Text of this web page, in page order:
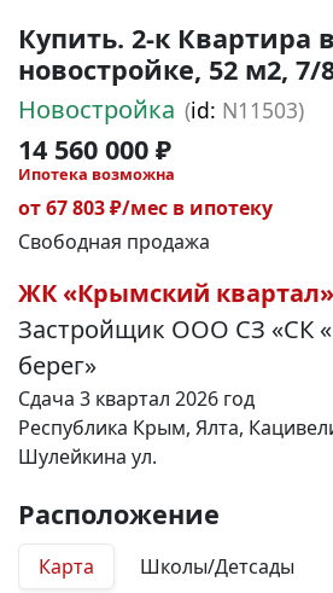
Купить. 2-к Квартира в
новостройке, 52 м2, 7/
Новостройка (id: N11503)
14 560 000 ₽
Ипотека возможна
от 67 803 ₽/мес в ипотеку
Свободная продажа
ЖК «Крымский квартал»
Застройщик ООО СЗ «СК
берег»
Сдача 3 квартал 2026 год
Республика Крым, Ялта,
Шулейкина ул.
Расположение
Карта Школы/Детсады